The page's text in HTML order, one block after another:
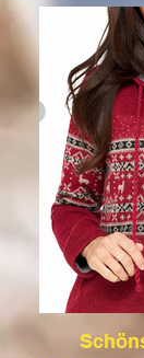
ein echter
Jahreszeit der
Socken gibt es